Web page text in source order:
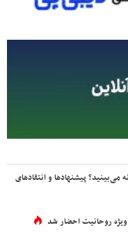
می‌بینید؟ پیشنهادها و انتقادهای
ویژه روحانیت احضار شد